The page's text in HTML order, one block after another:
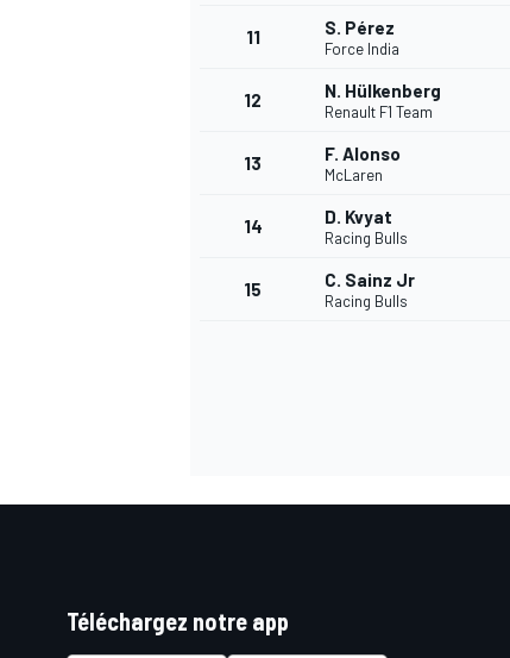
11 S. Pérez
Force India
12 N. Hülkenberg
Renault F1 Team
13 F. Alonso
McLaren
14 D. Kvyat
Racing Bulls
15 C. Sainz Jr
Racing Bulls
Téléchargez notre app